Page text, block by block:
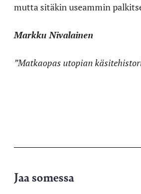
mutta sitäkin useammin
Markku Nivalainen
”Matkaopas utopian
Jaa somessa